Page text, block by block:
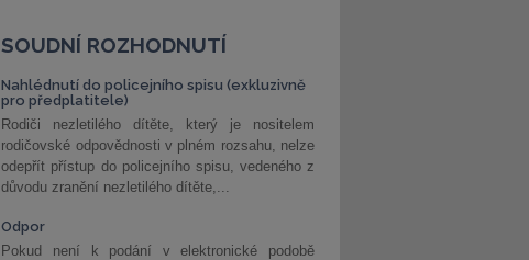
SOUDNÍ ROZHODNUTÍ
Nahlédnutí do policejního spisu (exkluzivně
pro předplatitele)
Rodiči nezletilého dítěte, který je nositelem
rodičovské odpovědnosti v plném rozsahu, nelze
odepřít přístup do policejního spisu, vedeného z
důvodu zranění nezletilého dítěte,...
Odpor
Pokud není k podání v elektronické podobě